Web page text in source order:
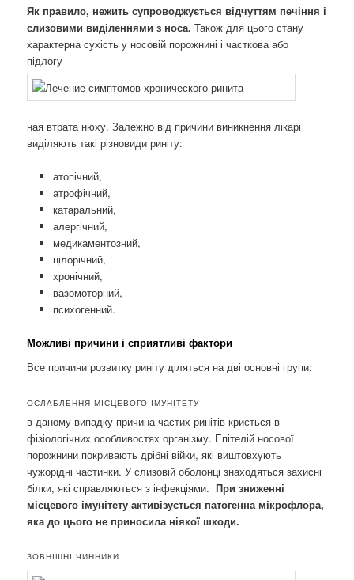
Як правило, нежить супроводжується відчуттям печіння і
слизовими виділеннями з носа.Також для цього стану
характерна сухість у носовій порожнині і часткова або
підлогу
ная втрата нюху. Залежно від причини виникнення лікарі
виділяють такі різновиди риніту:
атопічний,
атрофічний,
катаральний,
алергічний,
медикаментозний,
цілорічний,
хронічний,
вазомоторний,
психогенний.
Можливі причини і сприятливі фактори
Все причини розвитку риніту діляться на дві основні групи:
ОСЛАБЛЕННЯ МІСЦЕВОГО ІМУНІТЕТУ
в даному випадку причина частих ринітів криється в
фізіологічних особливостях організму. Епітелій носової
порожнини покривають дрібні війки, які виштовхують
чужорідні частинки. У слизовій оболонці знаходяться захисні
білки, які справляються з інфекціями. При зниженні
місцевого імунітету активізується патогенна мікрофлора,
яка до цього не приносила ніякої шкоди.
ЗОВНІШНІ ЧИННИКИ